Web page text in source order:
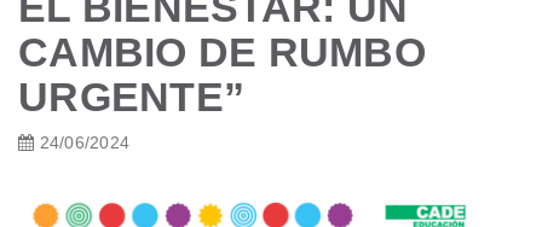
CAMBIO DE RUMBO
URGENTE”
24/06/2024